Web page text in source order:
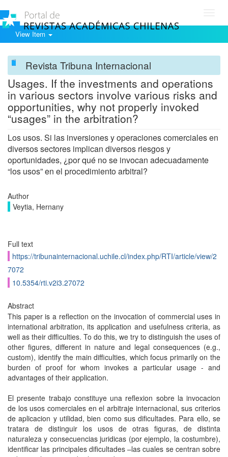
View Item
Revista Tribuna Internacional
Usages. If the investments and operations
in various sectors involve various risks and
opportunities, why not properly invoked
“usages” in the arbitration?
Los usos. Si las inversiones y operaciones comerciales en
diversos sectores implican diversos riesgos y
oportunidades, ¿por qué no se invocan adecuadamente
“los usos” en el procedimiento arbitral?
Author
Veytia, Hernany
Full text
https://tribunainternacional.uchile.cl/index.php/RTI/article/view/2
7072
10.5354/rti.v2i3.27072
Abstract
This paper is a reflection on the invocation of commercial uses in
international arbitration, its application and usefulness criteria, as
well as their difficulties. To do this, we try to distinguish the uses of
other figures, different in nature and legal consequences (e.g.,
custom), identify the main difficulties, which focus primarily on the
burden of proof for whom invokes a particular usage - and
advantages of their application.
El presente trabajo constituye una reflexion sobre la invocacion
de los usos comerciales en el arbitraje internacional, sus criterios
de aplicacion y utilidad, bien como sus dificultades. Para ello, se
tratara de distinguir los usos de otras figuras, de distinta
naturaleza y consecuencias juridicas (por ejemplo, la costumbre),
identificar las principales dificultades –las cuales se centran sobre